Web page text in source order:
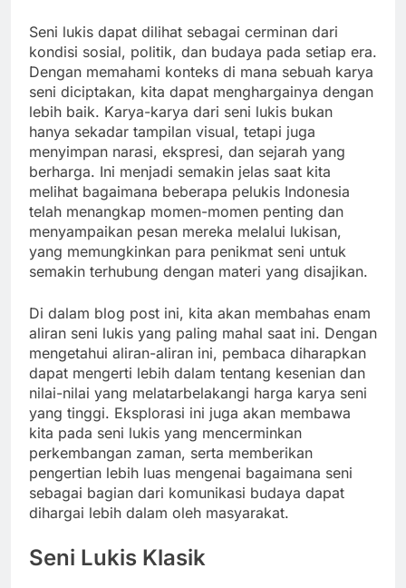
Seni lukis dapat dilihat sebagai cerminan dari
kondisi sosial, politik, dan budaya pada setiap era.
Dengan memahami konteks di mana sebuah karya
seni diciptakan, kita dapat menghargainya dengan
lebih baik. Karya-karya dari seni lukis bukan
hanya sekadar tampilan visual, tetapi juga
menyimpan narasi, ekspresi, dan sejarah yang
berharga. Ini menjadi semakin jelas saat kita
melihat bagaimana beberapa pelukis Indonesia
telah menangkap momen-momen penting dan
menyampaikan pesan mereka melalui lukisan,
yang memungkinkan para penikmat seni untuk
semakin terhubung dengan materi yang disajikan.
Di dalam blog post ini, kita akan membahas enam
aliran seni lukis yang paling mahal saat ini. Dengan
mengetahui aliran-aliran ini, pembaca diharapkan
dapat mengerti lebih dalam tentang kesenian dan
nilai-nilai yang melatarbelakangi harga karya seni
yang tinggi. Eksplorasi ini juga akan membawa
kita pada seni lukis yang mencerminkan
perkembangan zaman, serta memberikan
pengertian lebih luas mengenai bagaimana seni
sebagai bagian dari komunikasi budaya dapat
dihargai lebih dalam oleh masyarakat.
Seni Lukis Klasik